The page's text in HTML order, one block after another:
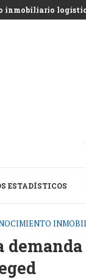
inmobiliario
ESTADÍSTICOS